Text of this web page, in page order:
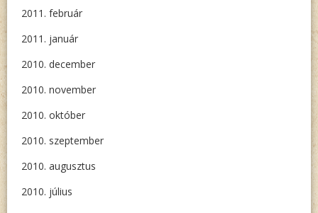
2011. február
2011. január
2010. december
2010. november
2010. október
2010. szeptember
2010. augusztus
2010. július